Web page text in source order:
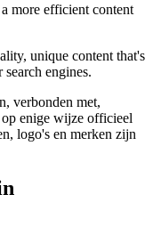
more efficient content
unique content that's
engines.
verbonden met,
op enige wijze officieel
logo's en merken zijn